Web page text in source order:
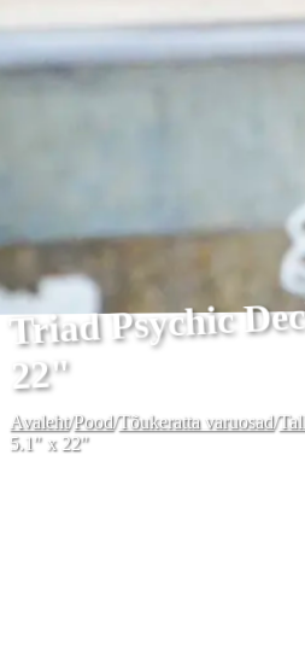
Triad Psychic
22"
Avaleht/Pood/Tõukeratta varuosad/
5.1" x 22"